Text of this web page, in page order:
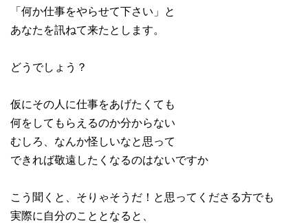
「何か仕事をやらせて下さい」と
あなたを訊ねて来たとします。
どうでしょう？
仮にその人に仕事をあげたくても
何をしてもらえるのか分からない
むしろ、なんか怪しいなと思って
できれば敬遠したくなるのはないですか
こう聞くと、そりゃそうだ！と思ってくださる方でも
実際に自分のこととなると、